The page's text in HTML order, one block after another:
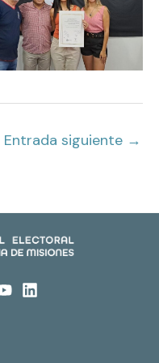
Entrada siguiente →